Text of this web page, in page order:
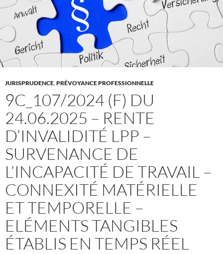
JURISPRUDENCE,PRÉVOYANCE PROFESSIONNELLE
9C_107/2024 (F) DU
24.06.2025 – RENTE
D’INVALIDITÉ LPP –
SURVENANCE DE
L’INCAPACITÉ DE TRAVAIL –
CONNEXITÉ MATÉRIELLE
ET TEMPORELLE –
ELÉMENTS TANGIBLES
ÉTABLIS EN TEMPS RÉEL